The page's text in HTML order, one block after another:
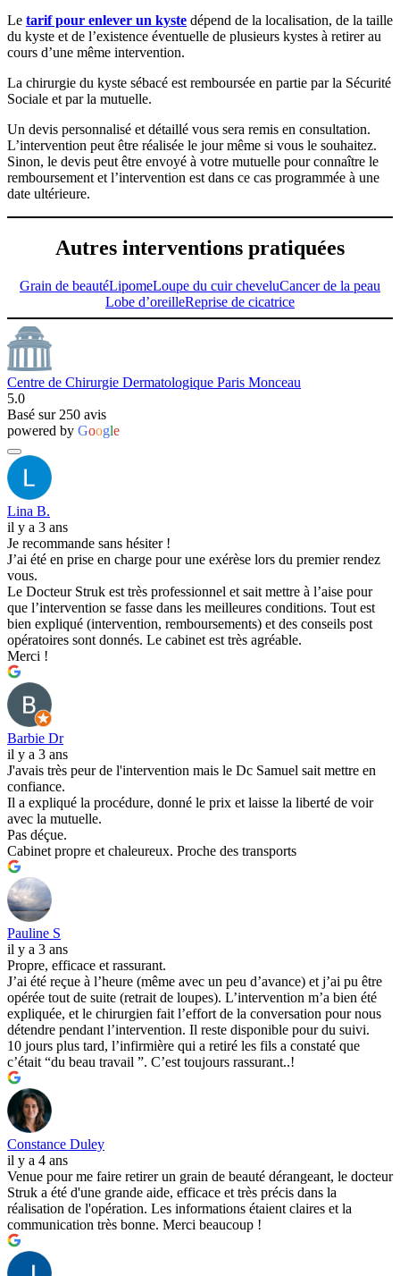
Le tarif pour enlever un kyste dépend de la localisation, de la taille
du kyste et de l’existence éventuelle de plusieurs kystes à retirer au
cours d’une même intervention.
La chirurgie du kyste sébacé est remboursée en partie par la Sécurité
Sociale et par la mutuelle.
Un devis personnalisé et détaillé vous sera remis en consultation.
L’intervention peut être réalisée le jour même si vous le souhaitez.
Sinon, le devis peut être envoyé à votre mutuelle pour connaître le
remboursement et l’intervention est dans ce cas programmée à une
date ultérieure.
Autres interventions pratiquées
Grain de beautéLipomeLoupe du cuir cheveluCancer de la peau
Lobe d’oreilleReprise de cicatrice
Centre de Chirurgie Dermatologique Paris Monceau
5.0
Basé sur 250 avis
powered by Google
Lina B.
il y a 3 ans
Je recommande sans hésiter !
J’ai été en prise en charge pour une exérèse lors du premier rendez
vous.
Le Docteur Struk est très professionnel et sait mettre à l’aise pour
que l’intervention se fasse dans les meilleures conditions. Tout est
bien expliqué (intervention, remboursements) et des conseils post
opératoires sont donnés. Le cabinet est très agréable.
Merci !
Barbie Dr
il y a 3 ans
J'avais très peur de l'intervention mais le Dc Samuel sait mettre en
confiance.
Il a expliqué la procédure, donné le prix et laisse la liberté de voir
avec la mutuelle.
Pas déçue.
Cabinet propre et chaleureux. Proche des transports
Pauline S
il y a 3 ans
Propre, efficace et rassurant.
J’ai été reçue à l’heure (même avec un peu d’avance) et j’ai pu être
opérée tout de suite (retrait de loupes). L’intervention m’a bien été
expliquée, et le chirurgien fait l’effort de la conversation pour nous
détendre pendant l’intervention. Il reste disponible pour du suivi.
10 jours plus tard, l’infirmière qui a retiré les fils a constaté que
c’était “du beau travail ”. C’est toujours rassurant..!
Constance Duley
il y a 4 ans
Venue pour me faire retirer un grain de beauté dérangeant, le docteur
Struk a été d'une grande aide, efficace et très précis dans la
réalisation de l'opération. Les informations étaient claires et la
communication très bonne. Merci beaucoup !